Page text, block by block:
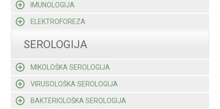
IMUNOLOGIJA
ELEKTROFOREZA
SEROLOGIJA
MIKOLOŠKA SEROLOGIJA
VIRUSOLOŠKA SEROLOGIJA
BAKTERIOLOŠKA SEROLOGIJA